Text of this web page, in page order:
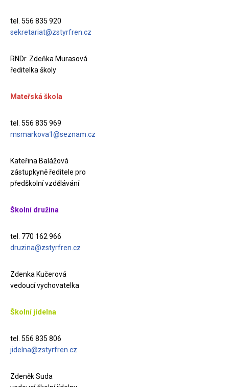
tel. 556 835 920
sekretariat@zstyrfren.cz
RNDr. Zdeňka Murasová
ředitelka školy
Mateřská škola
tel. 556 835 969
msmarkova1@seznam.cz
Kateřina Balážová
zástupkyně ředitele pro
předškolní vzdělávání
Školní družina
tel. 770 162 966
druzina@zstyrfren.cz
Zdenka Kučerová
vedoucí vychovatelka
Školní jídelna
tel. 556 835 806
jidelna@zstyrfren.cz
Zdeněk Suda